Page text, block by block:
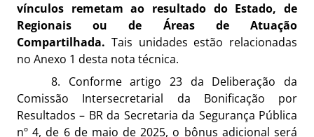
vínculos remetam ao resultado do Estado, de
Regionais ou de Áreas de Atuação
Compartilhada. Tais unidades estão relacionadas
no Anexo 1 desta nota técnica.
8. Conforme artigo 23 da Deliberação da
Comissão Intersecretarial da Bonificação por
Resultados – BR da Secretaria da Segurança Pública
nº 4, de 6 de maio de 2025, o bônus adicional será